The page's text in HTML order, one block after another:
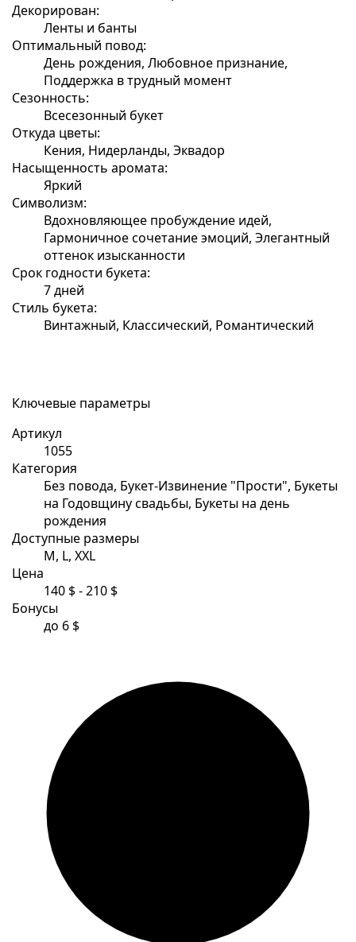
Декорирован:
Ленты и банты
Оптимальный повод:
День рождения, Любовное признание,
Поддержка в трудный момент
Сезонность:
Всесезонный букет
Откуда цветы:
Кения, Нидерланды, Эквадор
Насыщенность аромата:
Яркий
Символизм:
Вдохновляющее пробуждение идей,
Гармоничное сочетание эмоций, Элегантный
оттенок изысканности
Срок годности букета:
7 дней
Стиль букета:
Винтажный, Классический, Романтический
Ключевые параметры
Артикул
1055
Категория
Без повода, Букет-Извинение "Прости", Букеты
на Годовщину свадьбы, Букеты на день
рождения
Доступные размеры
M, L, XXL
Цена
140 $ - 210 $
Бонусы
до 6 $